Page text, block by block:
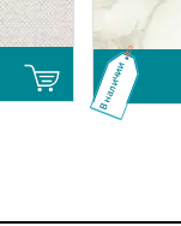
В наличии